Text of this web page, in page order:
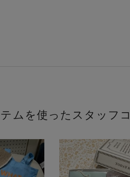
ムを使ったスタッフ